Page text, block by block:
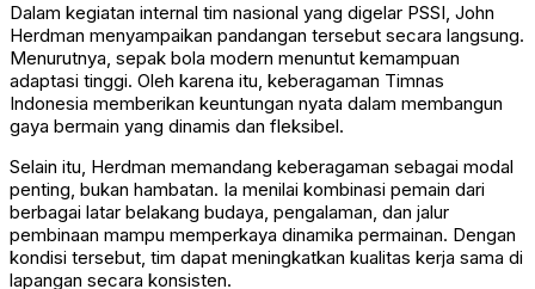
Dalam kegiatan internal tim nasional yang digelar PSSI, John
Herdman menyampaikan pandangan tersebut secara langsung.
Menurutnya, sepak bola modern menuntut kemampuan
adaptasi tinggi. Oleh karena itu, keberagaman Timnas
Indonesia memberikan keuntungan nyata dalam membangun
gaya bermain yang dinamis dan fleksibel.
Selain itu, Herdman memandang keberagaman sebagai modal
penting, bukan hambatan. Ia menilai kombinasi pemain dari
berbagai latar belakang budaya, pengalaman, dan jalur
pembinaan mampu memperkaya dinamika permainan. Dengan
kondisi tersebut, tim dapat meningkatkan kualitas kerja sama di
lapangan secara konsisten.